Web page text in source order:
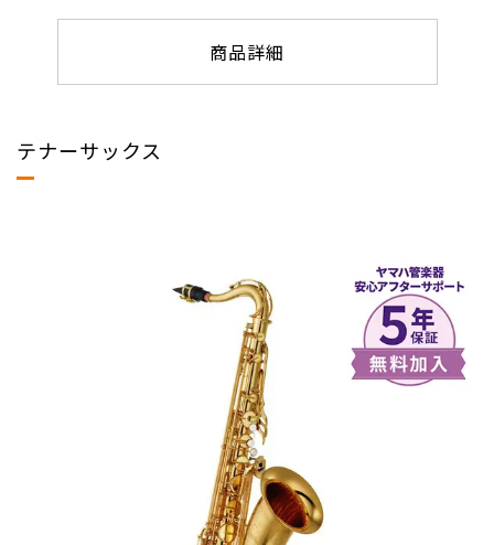
商品詳細
テナーサックス